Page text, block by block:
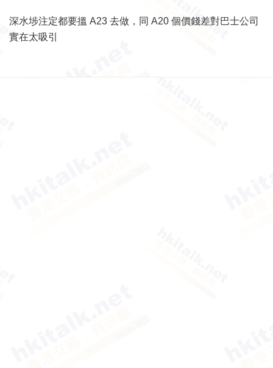
深水埗注定都要搵 A23 去做，同 A20 個價錢差對巴士公司
實在太吸引